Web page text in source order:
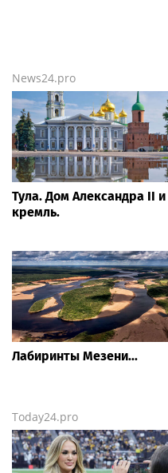
News24.pro
Тула. Дом Александра II и
кремль.
Лабиринты Мезени...
Today24.pro